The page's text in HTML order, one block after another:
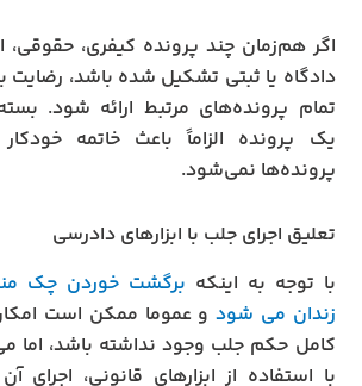
اگر هم‌زمان چند پرونده کیفری، حقوقی،
دادگاه یا ثبتی تشکیل شده باشد، رضایت
تمام پرونده‌های مرتبط ارائه شود.
یک پرونده الزاماً باعث خاتمه
پرونده‌ها نمی‌شود.
تعلیق اجرای جلب با ابزارهای دادرسی
با توجه به اینکه برگشت خوردن چک
زندان می شودو عموما ممکن است
کامل حکم جلب وجود نداشته باشد، اما
با استفاده از ابزارهای قانونی، اجرای